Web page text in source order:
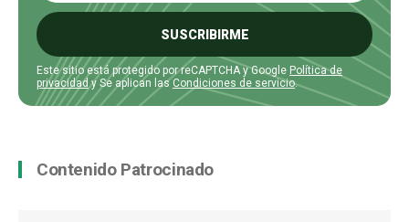
SUSCRIBIRME
Este sitio está protegido por reCAPTCHA y Google Política de
privacidad y Se aplican lasCondiciones de servicio.
Contenido Patrocinado